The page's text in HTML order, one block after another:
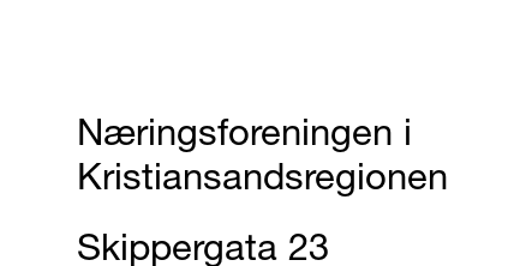
Næringsforeningen i
Kristiansandsregionen
Skippergata 23